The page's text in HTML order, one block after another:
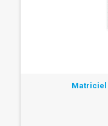
Matriciel